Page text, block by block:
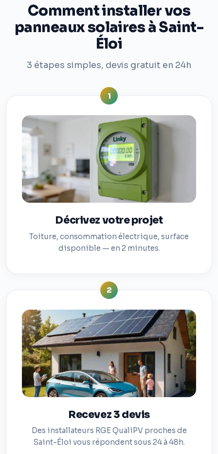
Comment installer vos
panneaux solaires à Saint-
Éloi
3 étapes simples, devis gratuit en 24h
1
Décrivez votre projet
Toiture, consommation électrique, surface
disponible — en 2 minutes.
2
Recevez 3 devis
Des installateurs RGE QualiPV proches de
Saint-Éloi vous répondent sous 24 à 48h.